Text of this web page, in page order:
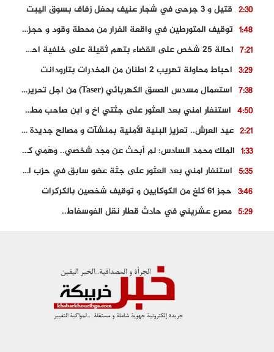
2:30 قتيل و 3 جرحى في شجار عنيف بحفل زفاف بسوق اليبت
1:48
توقيف المتورطين في واقعة الفرار من محطة وقود و حجز السيارة
7:21
احالة 25 شخص على القضاء بتهم ثقيلة على خلفية احداث المناطق الشمالية
3:29 احباط محاولة تهريب 2 اطنان من المخدرات بتارودانت
7:38
استعمال مسدس الصعق الكهربائي (Taser) من اجل تحرير شابة محتجزة
4:50
استنفار امني بعد العثور على جثتي اخ و ابن صاحب مطعم اسماك مشهور بطنجة
2:21
عيد العرش.. تعزيز البنية الأمنية بمنشآت و مصالح جديدة بكل من الحسيمة – فاس و الناظور
1:33
الملك محمد السادس: لم أبحث عن مجد شخصي.. وهَمي كرامة المغاربة
5:35
استنفار امني بعد العثور على جثة عضو سابق في حزب المصباح بالقنيطرة..
3:46 حجز 61 كلغ من الكوكايين و توقيف شخصين بالكركرات
5:29 مصرع عشريني في حادث قطار نقل الفوسفاط..